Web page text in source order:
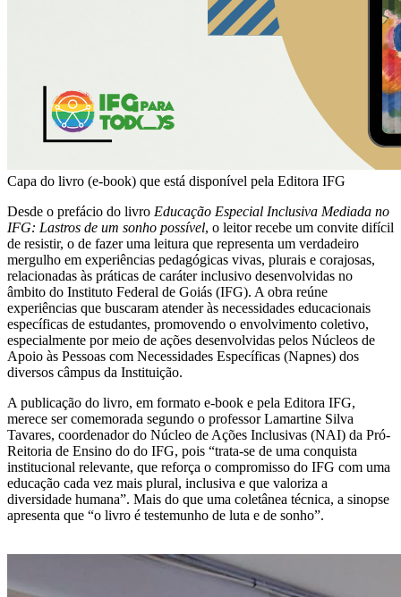
Capa do livro (e-book) que está disponível pela Editora IFG
Desde o prefácio do livro Educação Especial Inclusiva Mediada no
IFG: Lastros de um sonho possível, o leitor recebe um convite difícil
de resistir, o de fazer uma leitura que representa um verdadeiro
mergulho em experiências pedagógicas vivas, plurais e corajosas,
relacionadas às práticas de caráter inclusivo desenvolvidas no
âmbito do Instituto Federal de Goiás (IFG). A obra reúne
experiências que buscaram atender às necessidades educacionais
específicas de estudantes, promovendo o envolvimento coletivo,
especialmente por meio de ações desenvolvidas pelos Núcleos de
Apoio às Pessoas com Necessidades Específicas (Napnes) dos
diversos câmpus da Instituição.
A publicação do livro, em formato e-book e pela Editora IFG,
merece ser comemorada segundo o professor Lamartine Silva
Tavares, coordenador do Núcleo de Ações Inclusivas (NAI) da Pró-
Reitoria de Ensino do do IFG, pois “trata-se de uma conquista
institucional relevante, que reforça o compromisso do IFG com uma
educação cada vez mais plural, inclusiva e que valoriza a
diversidade humana”. Mais do que uma coletânea técnica, a sinopse
apresenta que “o livro é testemunho de luta e de sonho”.